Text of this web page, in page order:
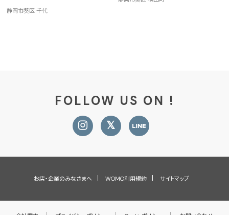
静岡市葵区 千代
FOLLOW US ON !
お店・企業のみなさまへ WOMO利用規約 サイトマップ